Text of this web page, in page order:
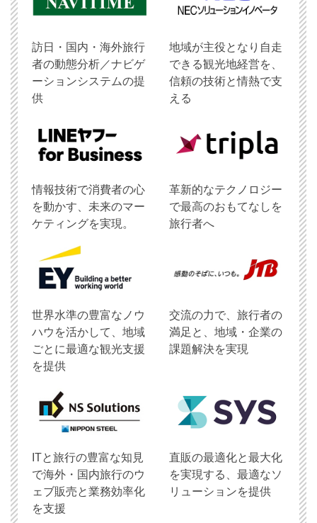
訪日・国内・海外旅行
者の動態分析／ナビゲ
ーションシステムの提
供
地域が主役となり自走
できる観光地経営を、
信頼の技術と情熱で支
える
情報技術で消費者の心
を動かす、未来のマー
ケティングを実現。
革新的なテクノロジー
で最高のおもてなしを
旅行者へ
世界水準の豊富なノウ
ハウを活かして、地域
ごとに最適な観光支援
を提供
交流の力で、旅行者の
満足と、地域・企業の
課題解決を実現
ITと旅行の豊富な知見
で海外・国内旅行のウ
ェブ販売と業務効率化
を支援
直販の最適化と最大化
を実現する、最適なソ
リューションを提供